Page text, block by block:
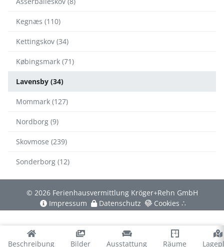
Beschreibung Bilder Ausstattung Räume
Kegnæs (110)
Kettingskov (34)
Købingsmark (71)
Lavensby (34)
Mommark (127)
Nordborg (9)
Skovmose (239)
Sonderborg (12)
© 2026 Ferienhausvermittlung Kröger+Rehn GmbH
Impressum
Datenschutz Cookies ∴